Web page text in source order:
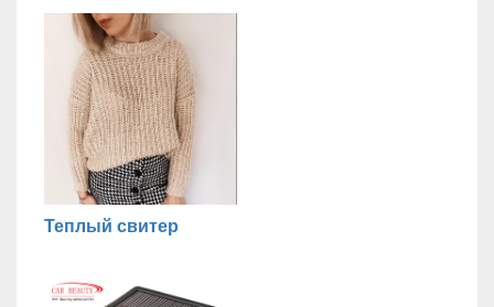
Теплый свитер